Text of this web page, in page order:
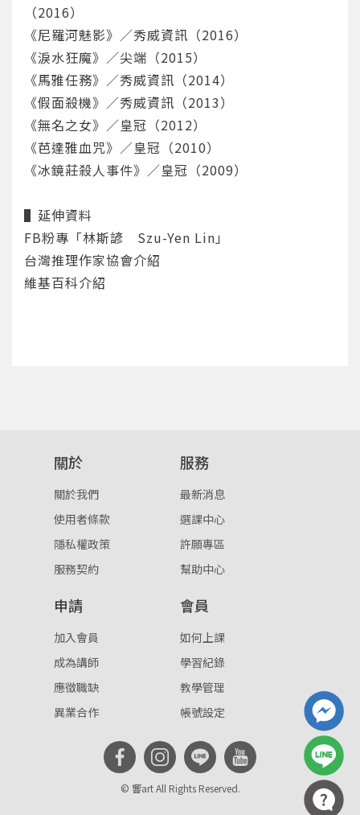
或
登入
或
您將收到一封Email，請依照信件中的指示重新登
入。
重設密碼
點擊下方「確定」將前一位使用者強制登出。
確定
取消
（2016）
《尼羅河魅影》／秀威資訊（2016）
《淚水狂魔》／尖端（2015）
《馬雅任務》／秀威資訊（2014）
《假面殺機》／秀威資訊（2013）
《無名之女》／皇冠（2012）
《芭達雅血咒》／皇冠（2010）
《冰鏡莊殺人事件》／皇冠（2009）
▌延伸資料
FB粉專「林斯諺 Szu-Yen Lin」
台灣推理作家協會介紹
維基百科介紹
關於
關於我們
使用者條款
隱私權政策
服務契約
服務
最新消息
選課中心
許願專區
幫助中心
申請
加入會員
成為講師
應徵職缺
異業合作
會員
如何上課
學習紀錄
教學管理
帳號設定
© 響art All Rights Reserved.